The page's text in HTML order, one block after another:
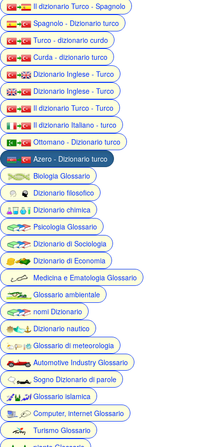
Il dizionario Turco - Spagnolo
Spagnolo - Dizionario turco
Turco - dizionario curdo
Curda - dizionario turco
Dizionario Inglese - Turco
Dizionario Inglese - Turco
Il dizionario Turco - Turco
Il dizionario Italiano - turco
Ottomano - Dizionario turco
Azero - Dizionario turco
Biologia Glossario
Dizionario filosofico
Dizionario chimica
Psicologia Glossario
Dizionario di Sociologia
Dizionario di Economia
Medicina e Ematologia Glossario
Glossario ambientale
nomi Dizionario
Dizionario nautico
Glossario di meteorologia
Automotive Industry Glossario
Sogno Dizionario di parole
Glossario islamica
Computer, internet Glossario
Turismo Glossario